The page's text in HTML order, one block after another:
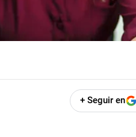
+ Seguir en